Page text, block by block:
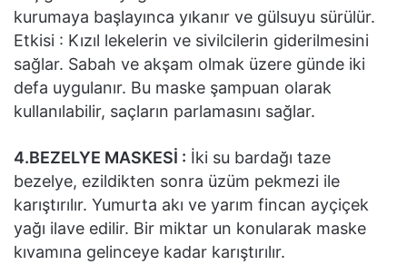
kurumaya başlayınca yıkanır ve gülsuyu sürülür.
Etkisi : Kızıl lekelerin ve sivilcilerin giderilmesini
sağlar. Sabah ve akşam olmak üzere günde iki
defa uygulanır. Bu maske şampuan olarak
kullanılabilir, saçların parlamasını sağlar.
4.BEZELYE MASKESİ : İki su bardağı taze
bezelye, ezildikten sonra üzüm pekmezi ile
karıştırılır. Yumurta akı ve yarım fincan ayçiçek
yağı ilave edilir. Bir miktar un konularak maske
kıvamına gelinceye kadar karıştırılır.